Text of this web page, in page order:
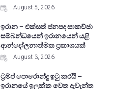
August 5, 2026
ඉරාන – එක්සත් ජනපද සාකච්ඡා
සම්බන්ධයෙන් ඉරානයෙන් යළි
ආන්දෝලනාත්මක ප්‍රකාශයක්
August 3, 2026
ට්‍රම්ප් පොරොන්දු ඉටු කරයි –
ඉරානයේ ඉලක්ක වෙත දැවැන්ත